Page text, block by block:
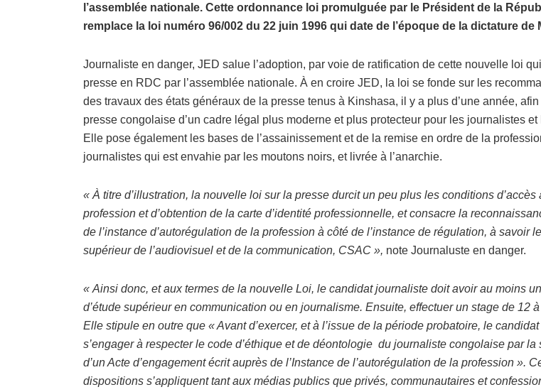
l’assemblée nationale. Cette ordonnance loi promulguée par le Président de la
remplace la loi numéro 96/002 du 22 juin 1996 qui date de l’époque de la dictature de
Journaliste en danger, JED salue l’adoption, par voie de ratification de cette nouvelle loi
presse en RDC par l’assemblée nationale. À en croire JED, la loi se fonde sur les
des travaux des états généraux de la presse tenus à Kinshasa, il y a plus d’une année,
presse congolaise d’un cadre légal plus moderne et plus protecteur pour les journalistes et
Elle pose également les bases de l’assainissement et de la remise en ordre de la
journalistes qui est envahie par les moutons noirs, et livrée à l’anarchie.
« À titre d’illustration, la nouvelle loi sur la presse durcit un peu plus les conditions d’accès
profession et d’obtention de la carte d’identité professionnelle, et consacre la
de l’instance d’autorégulation de la profession à côté de l’instance de régulation, à savoir
supérieur de l’audiovisuel et de la communication, CSAC », note Journaluste en danger.
« Ainsi donc, et aux termes de la nouvelle Loi, le candidat journaliste doit avoir au moins
d’étude supérieur en communication ou en journalisme. Ensuite, effectuer un stage de 12
Elle stipule en outre que « Avant d’exercer, et à l’issue de la période probatoire, le
s’engager à respecter le code d’éthique et de déontologie du journaliste congolaise par la
d’un Acte d’engagement écrit auprès de l’Instance de l’autorégulation de la profession ».
dispositions s’appliquent tant aux médias publics que privés, communautaires et